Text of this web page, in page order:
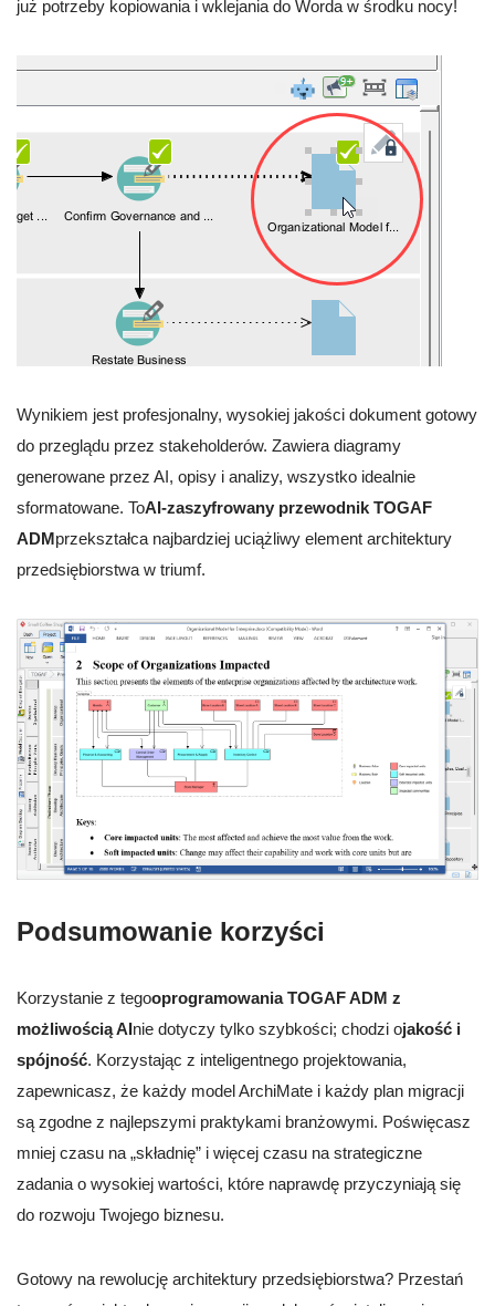
już potrzeby kopiowania i wklejania do Worda w środku nocy!
Wynikiem jest profesjonalny, wysokiej jakości dokument gotowy
do przeglądu przez stakeholderów. Zawiera diagramy
generowane przez AI, opisy i analizy, wszystko idealnie
sformatowane. ToAI-zaszyfrowany przewodnik TOGAF
ADMprzekształca najbardziej uciążliwy element architektury
przedsiębiorstwa w triumf.
Podsumowanie korzyści
Korzystanie z tegooprogramowania TOGAF ADM z
możliwością AInie dotyczy tylko szybkości; chodzi ojakość i
spójność. Korzystając z inteligentnego projektowania,
zapewnicasz, że każdy model ArchiMate i każdy plan migracji
są zgodne z najlepszymi praktykami branżowymi. Poświęcasz
mniej czasu na „składnię” i więcej czasu na strategiczne
zadania o wysokiej wartości, które naprawdę przyczyniają się
do rozwoju Twojego biznesu.
Gotowy na rewolucję architektury przedsiębiorstwa? Przestań